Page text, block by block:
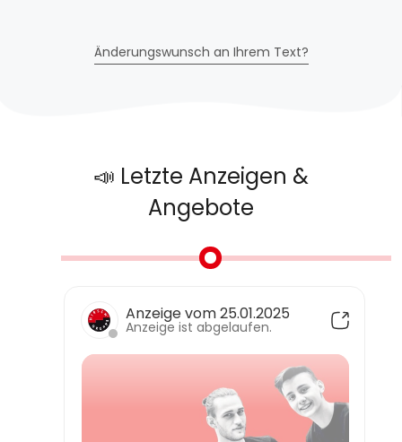
Änderungswunsch an Ihrem Text?